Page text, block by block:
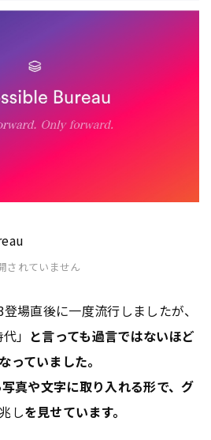
されていません
登場直後に一度流行しましたが、
」 と言っても過言ではないほど
っていました。
真や文字に取り入れる形で、グ
しを見せています。